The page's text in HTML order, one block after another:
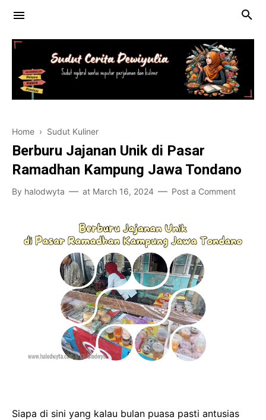
halodwyta
Contact
Home › Sudut Kuliner
Berburu Jajanan Unik di Pasar
Ramadhan Kampung Jawa Tondano
By halodwyta at March 16, 2024 Post a Comment
Siapa di sini yang kalau bulan puasa pasti antusias